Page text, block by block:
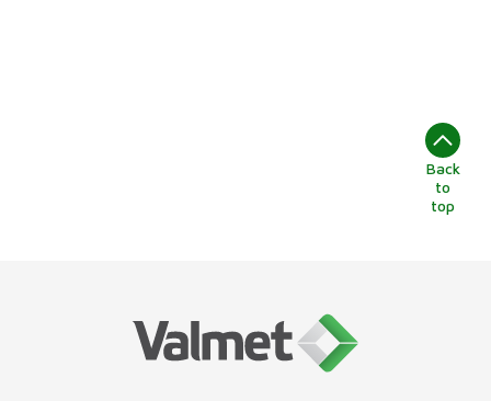
Back
to
top